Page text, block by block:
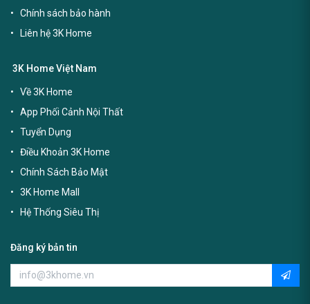
Chính sách bảo hành
Liên hệ 3K Home
3K Home Việt Nam
Về 3K Home
App Phối Cảnh Nội Thất
Tuyển Dụng
Điều Khoản 3K Home
Chính Sách Bảo Mật
3K Home Mall
Hệ Thống Siêu Thị
Đăng ký bản tin